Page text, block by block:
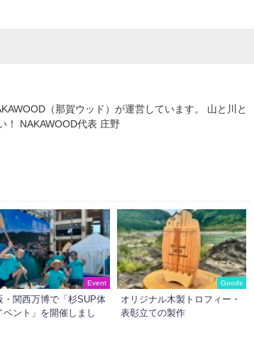
（那賀ウッド）が運営しています。 山と川と
！ NAKAWOOD代表 庄野
Event
・関西万博で「杉SUP体
ベント」を開催しまし
Goods
オリジナル木製トロフィー・
表彰立ての製作